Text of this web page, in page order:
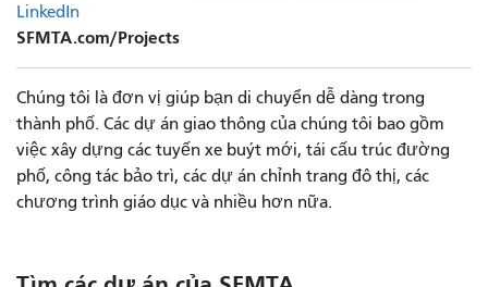
LinkedIn
SFMTA.com/Projects
Chúng tôi là đơn vị giúp bạn di chuyển dễ dàng trong
thành phố. Các dự án giao thông của chúng tôi bao gồm
việc xây dựng các tuyến xe buýt mới, tái cấu trúc đường
phố, công tác bảo trì, các dự án chỉnh trang đô thị, các
chương trình giáo dục và nhiều hơn nữa.